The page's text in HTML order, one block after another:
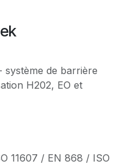
système de barrière
H202, EO et
11607 / EN 868 / ISO